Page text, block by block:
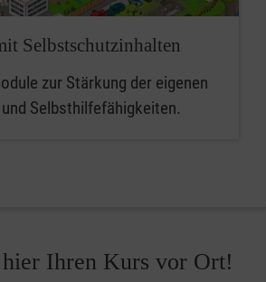
Selbstschutzinhalten
zur Stärkung der eigenen
Selbsthilfefähigkeiten.
Ihren Kurs vor Ort!